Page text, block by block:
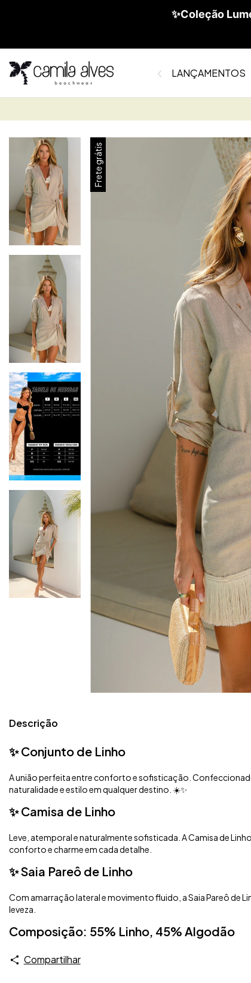
✨Coleção
LANÇAMENTOS
Frete grátis
Descrição
✨ Conjunto de Linho
A união perfeita entre conforto e sofisticação.
naturalidade e estilo em qualquer destino. ☀️✨
✨ Camisa de Linho
Leve, atemporal e naturalmente sofisticada. A Camisa de
conforto e charme em cada detalhe.
✨ Saia Pareô de Linho
Com amarração lateral e movimento fluido, a Saia Pareô de
leveza.
Composição: 55% Linho, 45% Algodão
Compartilhar